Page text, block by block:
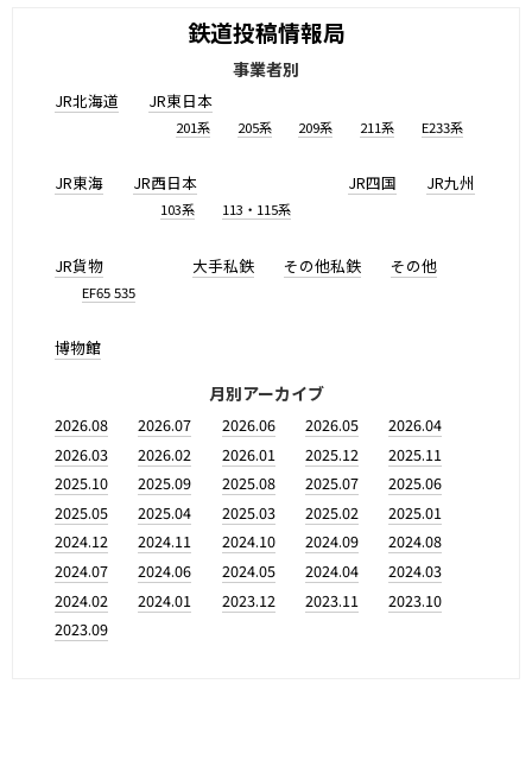
鉄道投稿情報局
事業者別
JR北海道 JR東日本
201系 205系 209系 211系 E233系
JR東海 JR西日本
103系 113・115系
JR四国 JR九州
JR貨物
EF65 535
大手私鉄 その他私鉄 その他
博物館
月別アーカイブ
2026.08 2026.07 2026.06 2026.05
2026.04
2026.03
2026.02 2026.01 2025.12
2025.11
2025.10
2025.09 2025.08 2025.07
2025.06
2025.05
2025.04 2025.03 2025.02
2025.01
2024.12
2024.11 2024.10 2024.09
2024.08
2024.07
2024.06 2024.05 2024.04
2024.03
2024.02
2024.01 2023.12 2023.11
2023.10
2023.09